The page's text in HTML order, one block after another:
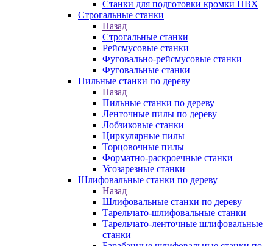
Станки для подготовки кромки ПВХ
Строгальные станки
Назад
Строгальные станки
Рейсмусовые станки
Фуговально-рейсмусовые станки
Фуговальные станки
Пильные станки по дереву
Назад
Пильные станки по дереву
Ленточные пилы по дереву
Лобзиковые станки
Циркулярные пилы
Торцовочные пилы
Форматно-раскроечные станки
Усозарезные станки
Шлифовальные станки по дереву
Назад
Шлифовальные станки по дереву
Тарельчато-шлифовальные станки
Тарельчато-ленточные шлифовальные
станки